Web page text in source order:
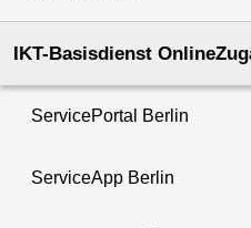
IKT-Basisdienst
ServicePortal Berlin
ServiceApp Berlin